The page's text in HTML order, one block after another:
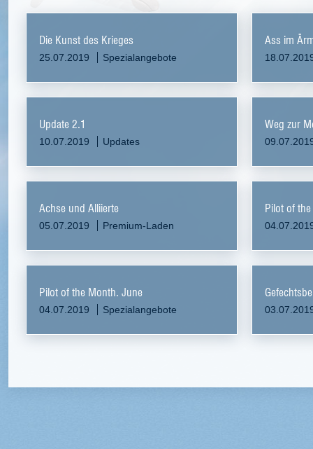
Die Kunst des Krieges
25.07.2019 Spezialangebote
Ass im
Update 2.1
10.07.2019 Updates
Weg zur
Achse und Alliierte
05.07.2019 Premium-Laden
Pilot of
Pilot of the Month. June
04.07.2019 Spezialangebote